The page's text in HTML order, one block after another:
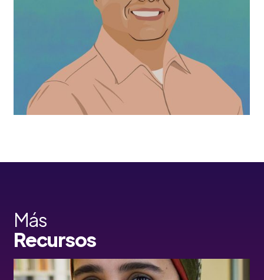
Más
Recursos